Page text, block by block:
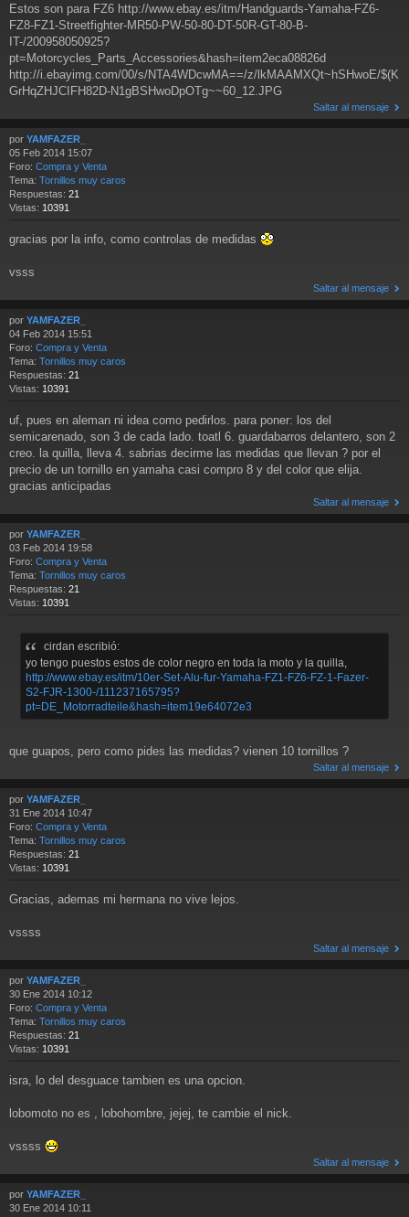
Estos son para FZ6 http://www.ebay.es/itm/Handguards-Yamaha-FZ6-
FZ8-FZ1-Streetfighter-MR50-PW-50-80-DT-50R-GT-80-B-
IT-/200958050925?
pt=Motorcycles_Parts_Accessories&hash=item2eca08826d
http://i.ebayimg.com/00/s/NTA4WDcwMA==/z/lkMAAMXQt~hSHwoE/$(K
GrHqZHJCIFH82D-N1gBSHwoDpOTg~~60_12.JPG
Saltar al mensaje
por YAMFAZER_
05 Feb 2014 15:07
Foro: Compra y Venta
Tema: Tornillos muy caros
Respuestas: 21
Vistas: 10391
gracias por la info, como controlas de medidas
vsss
Saltar al mensaje
por YAMFAZER_
04 Feb 2014 15:51
Foro: Compra y Venta
Tema: Tornillos muy caros
Respuestas: 21
Vistas: 10391
uf, pues en aleman ni idea como pedirlos. para poner: los del
semicarenado, son 3 de cada lado. toatl 6. guardabarros delantero, son 2
creo. la quilla, lleva 4. sabrias decirme las medidas que llevan ? por el
precio de un tornillo en yamaha casi compro 8 y del color que elija.
gracias anticipadas
Saltar al mensaje
por YAMFAZER_
03 Feb 2014 19:58
Foro: Compra y Venta
Tema: Tornillos muy caros
Respuestas: 21
Vistas: 10391
cirdan escribió:
yo tengo puestos estos de color negro en toda la moto y la quilla,
http://www.ebay.es/itm/10er-Set-Alu-fur-Yamaha-FZ1-FZ6-FZ-1-Fazer-
S2-FJR-1300-/111237165795?
pt=DE_Motorradteile&hash=item19e64072e3
que guapos, pero como pides las medidas? vienen 10 tornillos ?
Saltar al mensaje
por YAMFAZER_
31 Ene 2014 10:47
Foro: Compra y Venta
Tema: Tornillos muy caros
Respuestas: 21
Vistas: 10391
Gracias, ademas mi hermana no vive lejos.
vssss
Saltar al mensaje
por YAMFAZER_
30 Ene 2014 10:12
Foro: Compra y Venta
Tema: Tornillos muy caros
Respuestas: 21
Vistas: 10391
isra, lo del desguace tambien es una opcion.
lobomoto no es , lobohombre, jejej, te cambie el nick.
vssss
Saltar al mensaje
por YAMFAZER_
30 Ene 2014 10:11